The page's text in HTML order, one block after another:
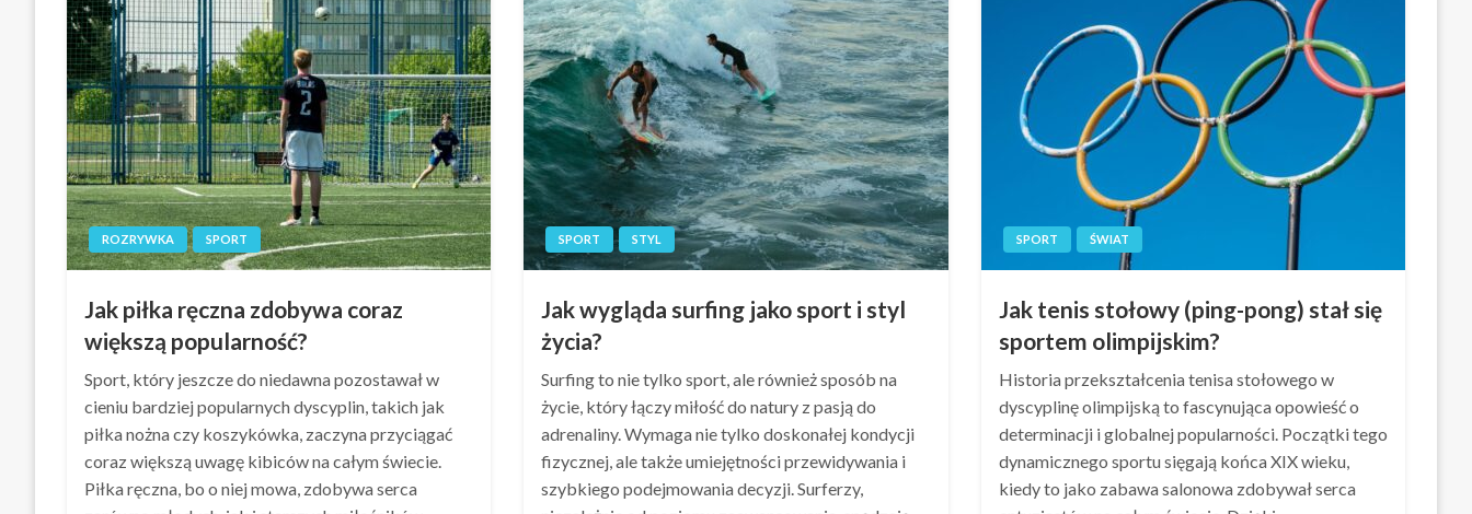
ROZRYWKA SPORT
Jak piłka ręczna zdobywa coraz
większą popularność?
Sport, który jeszcze do niedawna pozostawał w
cieniu bardziej popularnych dyscyplin, takich jak
piłka nożna czy koszykówka, zaczyna przyciągać
coraz większą uwagę kibiców na całym świecie.
Piłka ręczna, bo o niej mowa, zdobywa serca
SPORT STYL
Jak wygląda surfing jako sport i styl
życia?
Surfing to nie tylko sport, ale również sposób na
życie, który łączy miłość do natury z pasją do
adrenaliny. Wymaga nie tylko doskonałej kondycji
fizycznej, ale także umiejętności przewidywania i
szybkiego podejmowania decyzji. Surferzy,
SPORT ŚWIAT
Jak tenis stołowy (ping-pong) stał się
sportem olimpijskim?
Historia przekształcenia tenisa stołowego w
dyscyplinę olimpijską to fascynująca opowieść o
determinacji i globalnej popularności. Początki tego
dynamicznego sportu sięgają końca XIX wieku,
kiedy to jako zabawa salonowa zdobywał serca